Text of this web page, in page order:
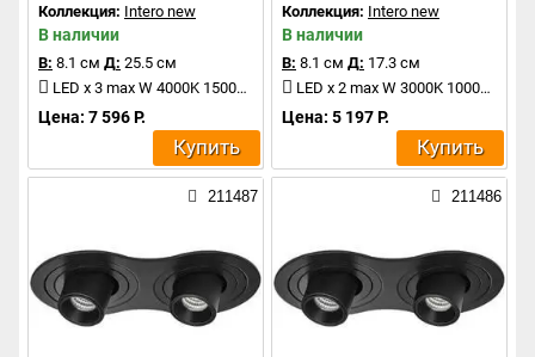
Коллекция: Intero new
В наличии
В: 8.1 см Д: 25.5 см
LED x 3 max W 4000K 1500Lm
Цена: 7 596 Р.
Купить
Коллекция: Intero new
В наличии
В: 8.1 см Д: 17.3 см
LED x 2 max W 3000K 1000Lm
Цена: 5 197 Р.
Купить
211487 211486